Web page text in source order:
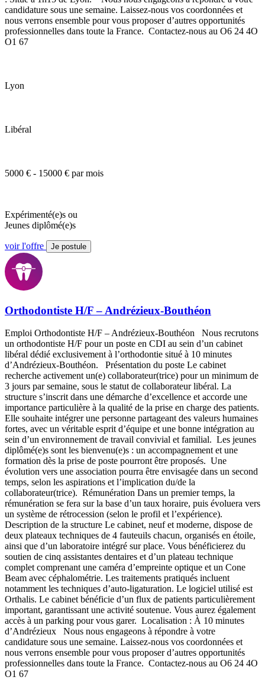
candidature sous une semaine. Laissez-nous vos coordonnées et
nous verrons ensemble pour vous proposer d’autres opportunités
professionnelles dans toute la France. Contactez-nous au O6 24 4O
O1 67
Lyon
Libéral
5000 € - 15000 € par mois
Expérimenté(e)s ou
Jeunes diplômé(e)s
voir l'offre Je postule
Orthodontiste H/F – Andrézieux-Bouthéon
Emploi Orthodontiste H/F – Andrézieux-Bouthéon Nous recrutons
un orthodontiste H/F pour un poste en CDI au sein d’un cabinet
libéral dédié exclusivement à l’orthodontie situé à 10 minutes
d’Andrézieux-Bouthéon. Présentation du poste Le cabinet
recherche activement un(e) collaborateur(trice) pour un minimum de
3 jours par semaine, sous le statut de collaborateur libéral. La
structure s’inscrit dans une démarche d’excellence et accorde une
importance particulière à la qualité de la prise en charge des patients.
Elle souhaite intégrer une personne partageant des valeurs humaines
fortes, avec un véritable esprit d’équipe et une bonne intégration au
sein d’un environnement de travail convivial et familial. Les jeunes
diplômé(e)s sont les bienvenu(e)s : un accompagnement et une
formation dès la prise de poste pourront être proposés. Une
évolution vers une association pourra être envisagée dans un second
temps, selon les aspirations et l’implication du/de la
collaborateur(trice). Rémunération Dans un premier temps, la
rémunération se fera sur la base d’un taux horaire, puis évoluera vers
un système de rétrocession (selon le profil et l’expérience).
Description de la structure Le cabinet, neuf et moderne, dispose de
deux plateaux techniques de 4 fauteuils chacun, organisés en étoile,
ainsi que d’un laboratoire intégré sur place. Vous bénéficierez du
soutien de cinq assistantes dentaires et d’un plateau technique
complet comprenant une caméra d’empreinte optique et un Cone
Beam avec céphalométrie. Les traitements pratiqués incluent
notamment les techniques d’auto-ligaturation. Le logiciel utilisé est
Orthalis. Le cabinet bénéficie d’un flux de patients particulièrement
important, garantissant une activité soutenue. Vous aurez également
accès à un parking pour vous garer. Localisation : À 10 minutes
d’Andrézieux Nous nous engageons à répondre à votre
candidature sous une semaine. Laissez-nous vos coordonnées et
nous verrons ensemble pour vous proposer d’autres opportunités
professionnelles dans toute la France. Contactez-nous au O6 24 4O
O1 67